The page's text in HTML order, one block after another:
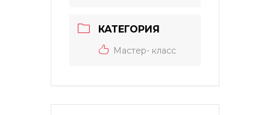
КАТЕГОРИЯ
Мастер- класс